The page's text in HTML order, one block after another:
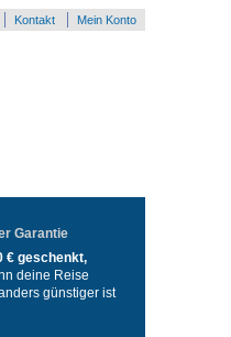
Kontakt Mein Konto
Garantie
€ geschenkt,
deine Reise
günstiger ist